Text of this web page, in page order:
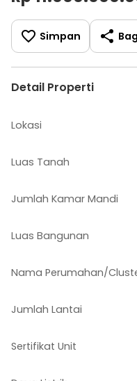
Simpan
Detail Properti
Lokasi
Luas Tanah
Jumlah Kamar Mandi
Luas Bangunan
Nama Perumahan/
Jumlah Lantai
Sertifikat Unit